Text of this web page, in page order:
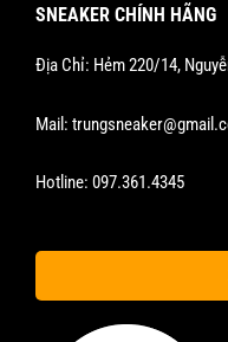
SNEAKER CHÍNH HÃNG
Địa Chỉ: Hẻm 220/14,
Mail:
Hotline: 097.361.4345